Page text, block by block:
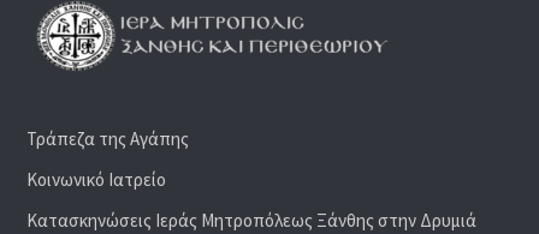
Τράπεζα της Αγάπης
Κοινωνικό Ιατρείο
Κατασκηνώσεις Ιεράς Μητροπόλεως Ξάνθης στην Δρυμιά